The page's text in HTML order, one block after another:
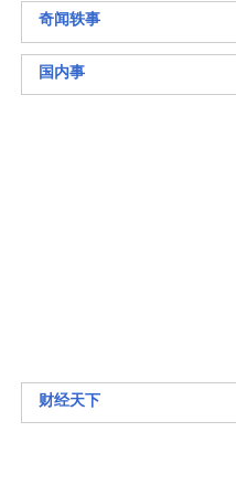
奇闻轶事
国内事
财经天下